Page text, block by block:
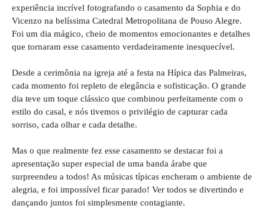
experiência incrível fotografando o casamento da Sophia e do
Vicenzo na belíssima Catedral Metropolitana de Pouso Alegre.
Foi um dia mágico, cheio de momentos emocionantes e detalhes
que tornaram esse casamento verdadeiramente inesquecível.
Desde a cerimônia na igreja até a festa na Hípica das Palmeiras,
cada momento foi repleto de elegância e sofisticação. O grande
dia teve um toque clássico que combinou perfeitamente com o
estilo do casal, e nós tivemos o privilégio de capturar cada
sorriso, cada olhar e cada detalhe.
Mas o que realmente fez esse casamento se destacar foi a
apresentação super especial de uma banda árabe que
surpreendeu a todos! As músicas típicas encheram o ambiente de
alegria, e foi impossível ficar parado! Ver todos se divertindo e
dançando juntos foi simplesmente contagiante.